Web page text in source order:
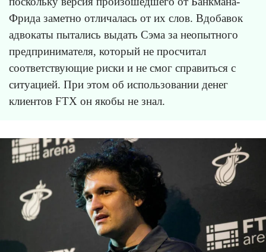
Фрида заметно отличалась от их слов. Вдобавок
адвокаты пытались выдать Сэма за неопытного
предпринимателя, который не просчитал
соответствующие риски и не смог справиться с
ситуацией. При этом об использовании денег
клиентов FTX он якобы не знал.